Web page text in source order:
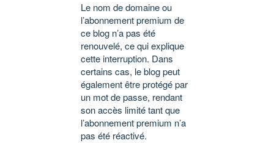
Le nom de domaine ou
l’abonnement premium de
ce blog n’a pas été
renouvelé, ce qui explique
cette interruption. Dans
certains cas, le blog peut
également être protégé par
un mot de passe, rendant
son accès limité tant que
l’abonnement premium n’a
pas été réactivé.